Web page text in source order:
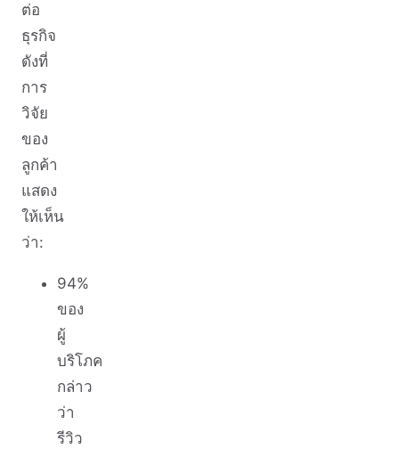
ต่อ
ธุรกิจ
ดังที่
การ
วิจัย
ของ
ลูกค้า
แสดง
ให้เห็น
ว่า:
94%
ของ
ผู้
บริโภค
กล่าว
ว่า
รีวิว